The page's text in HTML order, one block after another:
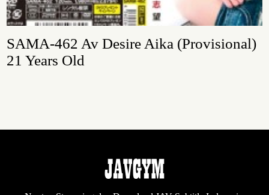
SAMA-462 Av Desire Aika (Provisional)
21 Years Old